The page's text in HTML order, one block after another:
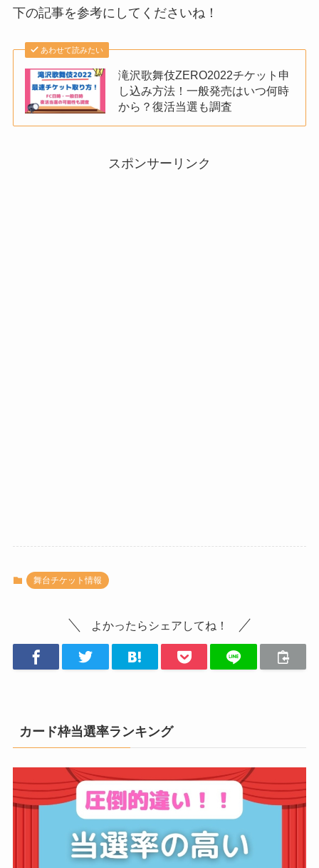
下の記事を参考にしてくださいね！
あわせて読みたい
滝沢歌舞伎ZERO2022チケット申
し込み方法！一般発売はいつ何時
から？復活当選も調査
スポンサーリンク
舞台チケット情報
よかったらシェアしてね！
カード枠当選率ランキング